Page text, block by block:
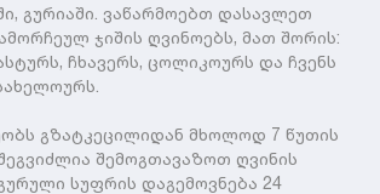
გურიაში. ვაწარმოებთ დასავლეთ
ჯიშის ღვინოებს, მათ შორის:
ჩხავერს, ცოლიკოურს და ჩვენს
გზატკეცილიდან მხოლოდ 7 წუთის
შემოგთავაზოთ ღვინის
სუფრის დაგემოვნება 24